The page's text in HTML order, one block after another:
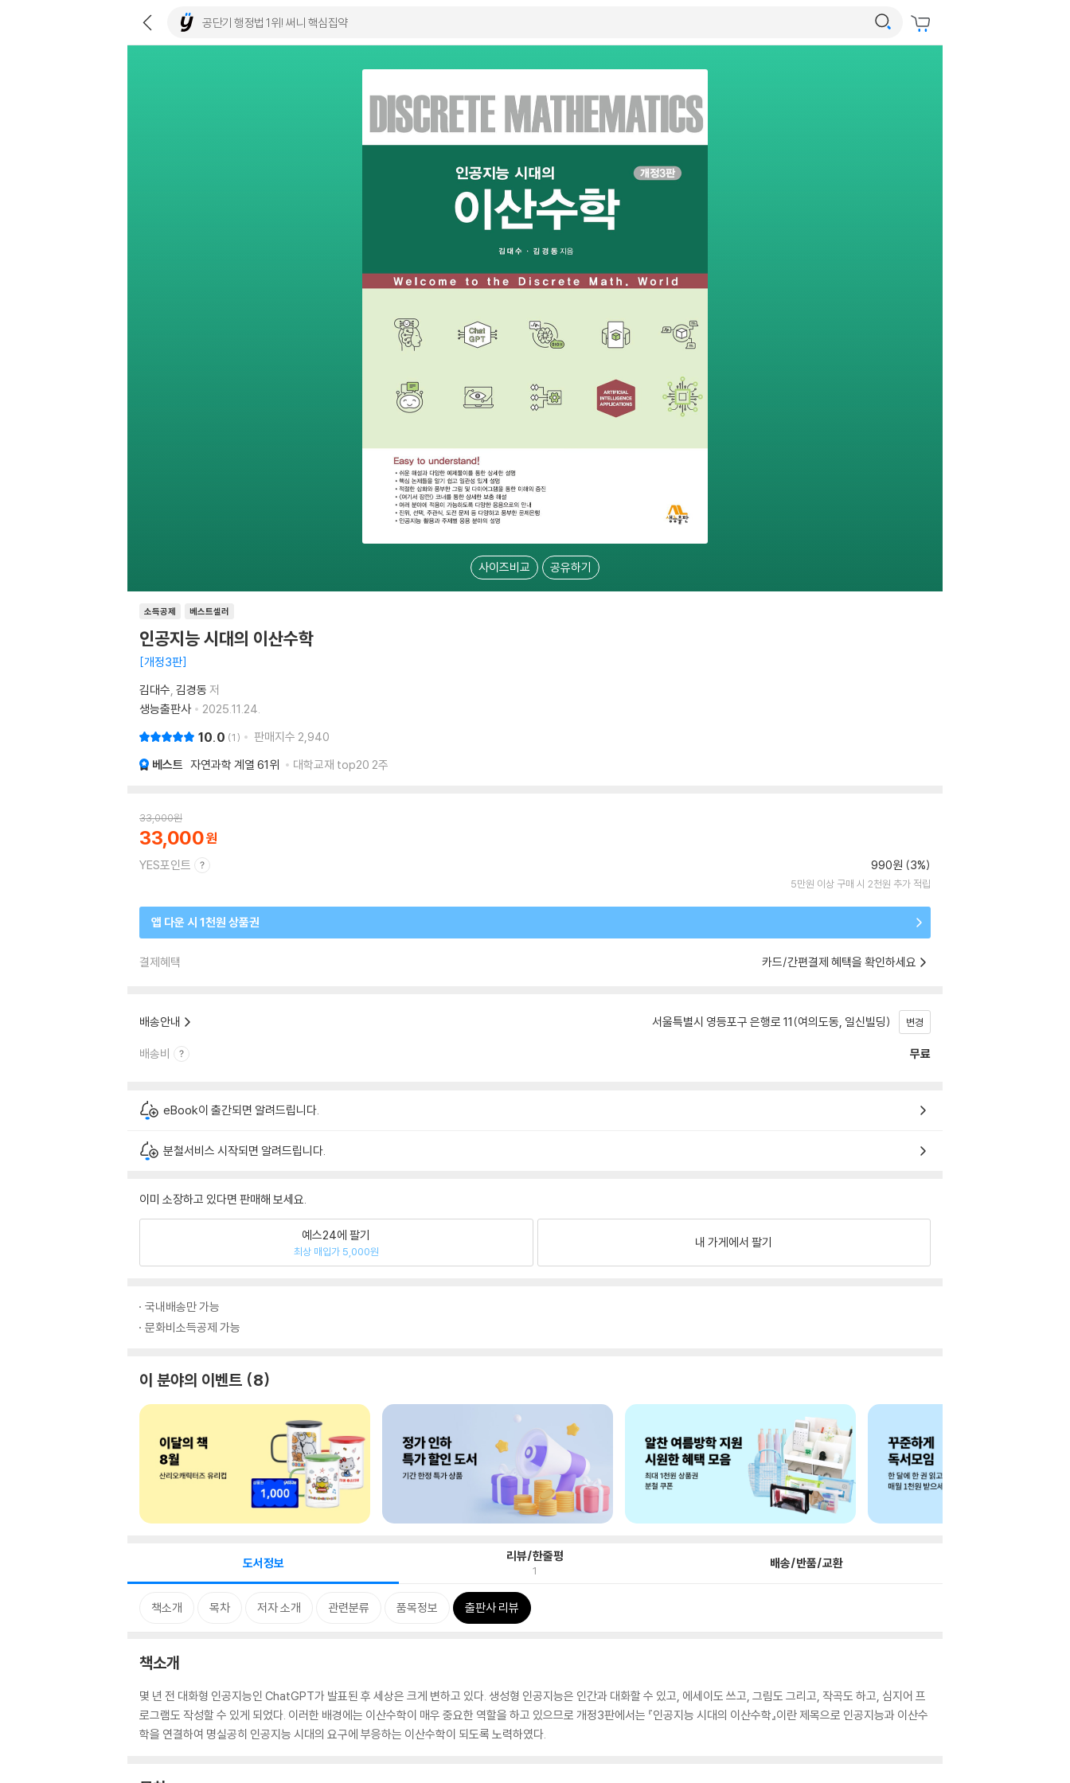
사이즈비교 공유하기
소득공제 베스트셀러
인공지능 시대의 이산수학
개정3판
김대수 김경동 저
생능출판사
2025.11.24.
10.0 1 판매지수 2,940
베스트 자연과학 계열 61위 대학교재 top20 2주
33,000원
33,000
YES포인트 990원 (3%)
5만원 이상 구매 시 2천원 추가 적립
앱 다운 시 1천원 상품권
결제혜택 카드/간편결제 혜택을 확인하세요
배송안내 서울특별시 영등포구 은행로 11(여의도동, 일신빌딩) 변경
배송비 무료
eBook이 출간되면 알려드립니다.
분철서비스 시작되면 알려드립니다.
이미 소장하고 있다면 판매해 보세요.
예스24에 팔기
최상 매입가 5,000원
내 가게에서 팔기
국내배송만 가능
문화비소득공제 가능
이 분야의 이벤트 8
도서정보 리뷰/한줄평
1 배송/반품/교환
책소개 목차 저자 소개 관련분류 품목정보 출판사 리뷰
책소개
몇 년 전 대화형 인공지능인 ChatGPT가 발표된 후 세상은 크게 변하고 있다. 생성형 인공지능은 인간과 대화할 수 있고, 에세이도 쓰고, 그림도 그리고, 작곡도 하고, 심지어 프
로그램도 작성할 수 있게 되었다. 이러한 배경에는 이산수학이 매우 중요한 역할을 하고 있으므로 개정3판에서는 『인공지능 시대의 이산수학』이란 제목으로 인공지능과 이산수
학을 연결하여 명실공히 인공지능 시대의 요구에 부응하는 이산수학이 되도록 노력하였다.